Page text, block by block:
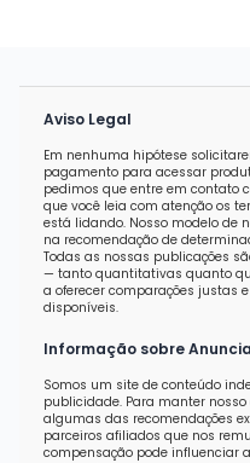
Aviso Legal
Em nenhuma hipótese
pagamento para acessar
pedimos que entre em contato
que você leia com atenção os
está lidando. Nosso modelo de
na recomendação de
Todas as nossas publicações
— tanto quantitativas quanto
a oferecer comparações justas
disponíveis.
Informação sobre
Somos um site de conteúdo
publicidade. Para manter
algumas das recomendações
parceiros afiliados que nos
compensação pode influenciar